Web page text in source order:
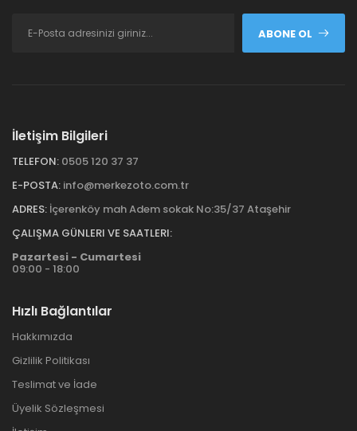
ABONE OL
İletişim Bilgileri
TELEFON: 0505 120 37 37
E-POSTA: info@merkezoto.com.tr
ADRES: İçerenköy mah Adem sokak No:35/37 Ataşehir
ÇALIŞMA GÜNLERI VE SAATLERI:
Pazartesi - Cumartesi
09:00 - 18:00
Hızlı Bağlantılar
Hakkımızda
Gizlilik Politikası
Teslimat ve İade
Üyelik Sözleşmesi